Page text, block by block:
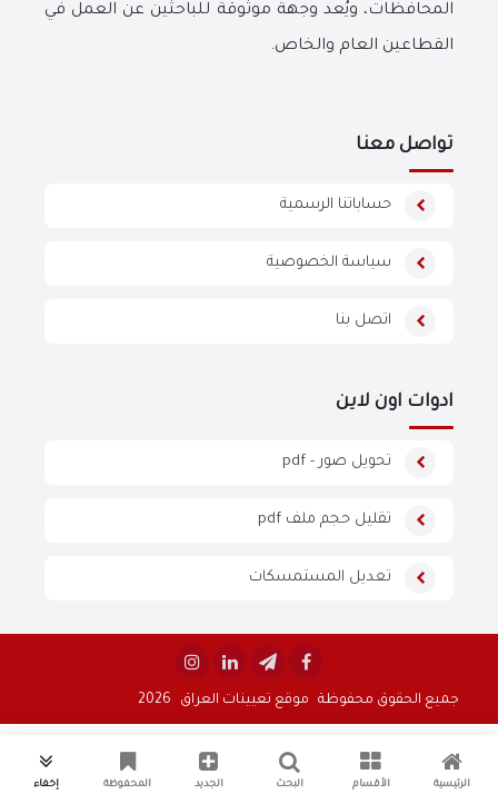
المحافظات، ويُعد وجهة موثوقة للباحثين عن العمل في
القطاعين العام والخاص.
تواصل معنا
حساباتنا الرسمية
سياسة الخصوصية
اتصل بنا
ادوات اون لاين
تحويل صور - pdf
تقليل حجم ملف pdf
تعديل المستمسكات


جميع الحقوق محفوظة موقع تعيينات العراق 2026
الرئيسية الأقسام البحث الجديد المحفوظة إخفاء